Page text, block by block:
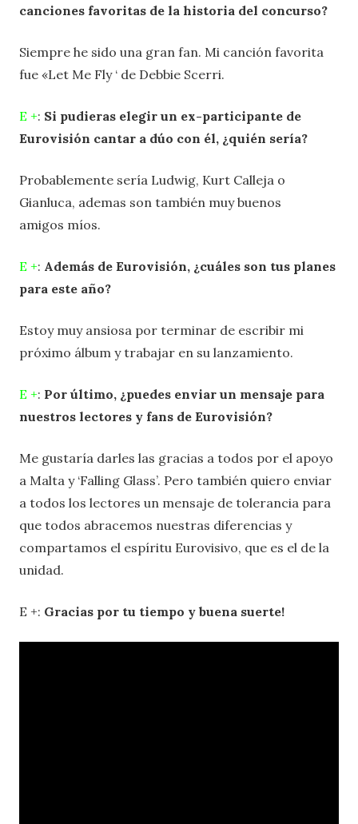
canciones favoritas de la historia del concurso?
Siempre he sido una gran fan. Mi canción favorita
fue «Let Me Fly ‘ de Debbie Scerri.
E +: Si pudieras elegir un ex-participante de
Eurovisión cantar a dúo con él, ¿quién sería?
Probablemente sería Ludwig, Kurt Calleja o
Gianluca, ademas son también muy buenos
amigos míos.
E +: Además de Eurovisión, ¿cuáles son tus planes
para este año?
Estoy muy ansiosa por terminar de escribir mi
próximo álbum y trabajar en su lanzamiento.
E +: Por último, ¿puedes enviar un mensaje para
nuestros lectores y fans de Eurovisión?
Me gustaría darles las gracias a todos por el apoyo
a Malta y ‘Falling Glass’. Pero también quiero enviar
a todos los lectores un mensaje de tolerancia para
que todos abracemos nuestras diferencias y
compartamos el espíritu Eurovisivo, que es el de la
unidad.
E +: Gracias por tu tiempo y buena suerte!